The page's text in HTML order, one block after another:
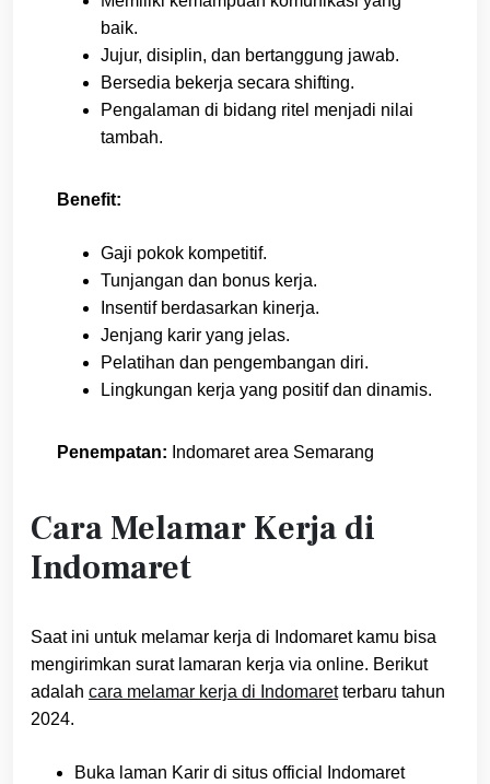
baik.
Jujur, disiplin, dan bertanggung jawab.
Bersedia bekerja secara shifting.
Pengalaman di bidang ritel menjadi nilai
tambah.
Benefit:
Gaji pokok kompetitif.
Tunjangan dan bonus kerja.
Insentif berdasarkan kinerja.
Jenjang karir yang jelas.
Pelatihan dan pengembangan diri.
Lingkungan kerja yang positif dan dinamis.
Penempatan: Indomaret area Semarang
Cara Melamar Kerja di
Indomaret
Saat ini untuk melamar kerja di Indomaret kamu bisa
mengirimkan surat lamaran kerja via online. Berikut
adalah cara melamar kerja di Indomaretterbaru tahun
2024.
Buka laman Karir di situs official Indomaret